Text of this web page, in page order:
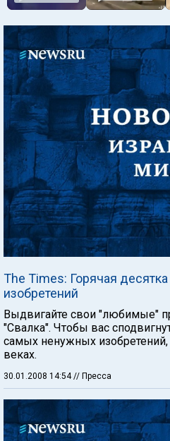
The Times: Горячая
изобретений
Выдвигайте свои "любимые"
"Свалка". Чтобы вас
самых ненужных
веках.
30.01.2008 14:54// Пресса